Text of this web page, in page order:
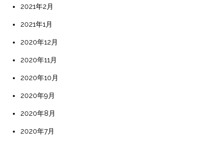
2021年2月
2021年1月
2020年12月
2020年11月
2020年10月
2020年9月
2020年8月
2020年7月